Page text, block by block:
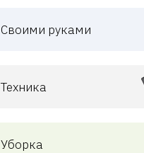
Своими руками
Техника
Уборка